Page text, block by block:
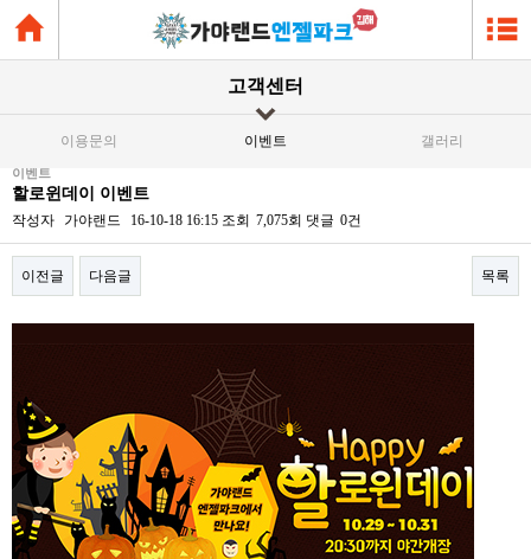
고객센터
이용문의 이벤트 갤러리
이벤트
할로윈데이 이벤트
작성자 가야랜드 16-10-18 16:15 조회 7,075회 댓글 0건
이전글 다음글 목록